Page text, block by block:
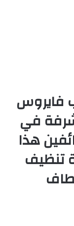
فايروس
في
هذا
تنظيف